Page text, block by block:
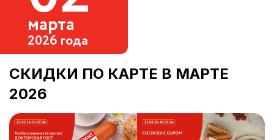
марта
2026 года
СКИДКИ ПО КАРТЕ В МАРТЕ
2026